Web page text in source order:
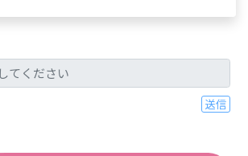
送信